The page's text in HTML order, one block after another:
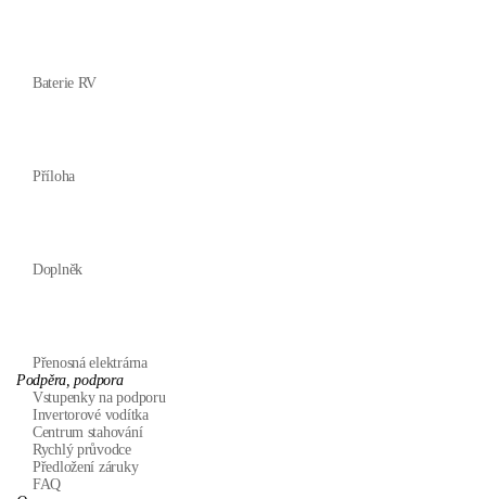
Baterie RV
Příloha
Doplněk
Přenosná elektrárna
Podpěra, podpora
Vstupenky na podporu
Invertorové vodítka
Centrum stahování
Rychlý průvodce
Předložení záruky
FAQ